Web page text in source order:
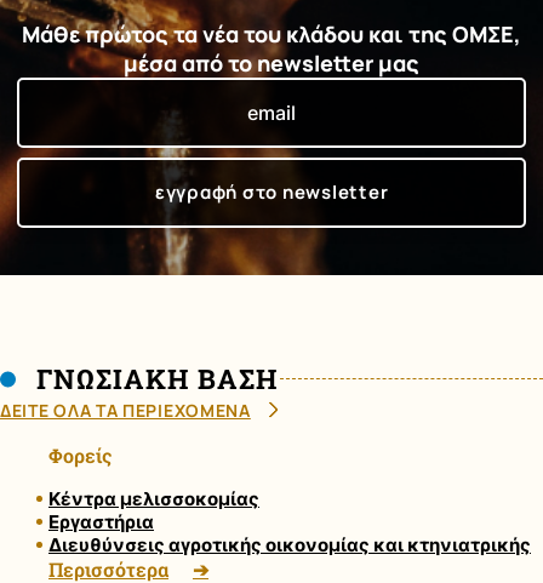
Μάθε πρώτος τα νέα του κλάδου και της ΟΜΣΕ,
μέσα από το newsletter μας
ΓΝΩΣΙΑΚΗ ΒΑΣΗ
ΔΕΙΤΕ ΟΛΑ ΤΑ ΠΕΡΙΕΧΟΜΕΝΑ
Φορείς
Κέντρα μελισσοκομίας
Εργαστήρια
Διευθύνσεις αγροτικής οικονομίας και κτηνιατρικής
Περισσότερα